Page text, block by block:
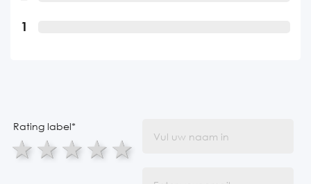
1
Rating label*
5 stars
4 stars
3 stars
2 stars
1 star